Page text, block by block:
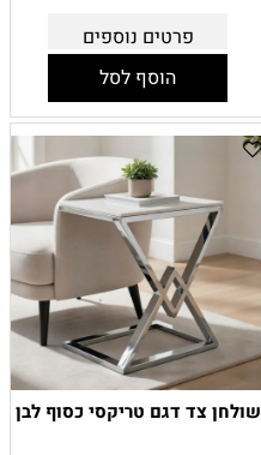
פרטים נוספים
הוסף לסל
שולחן צד דגם טריקסי כסוף לבן